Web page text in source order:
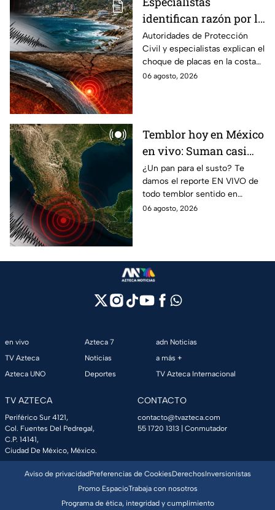
identifican razón por la
que tiembla tanto en
Guerrero
Autoridades de Protección
Civil y especialistas explican el
choque de placas en la costa
de Guerrero; ¿cuál es el sismo
06 agosto, 2026
Temblor hoy en México
en vivo: Suman casi
mil 500 réplicas del
sismo ocurrido en
Chiapas
¿Un pan para el susto? Te
damos el reporte EN VIVO de
todo temblor sentido en
México con epicentro,
06 agosto, 2026
en vivo
TV Azteca
Azteca UNO
Azteca 7
Noticias
Deportes
adn Noticias
a más +
TV Azteca Internacional
TV AZTECA
Periférico Sur 4121,
Col. Fuentes Del Pedregal,
C.P. 14141,
Ciudad De México, México.
CONTACTO
contacto@tvazteca.com
55 1720 1313 | Conmutador
Aviso de privacidadPreferencias de CookiesDerechosInversionistas
Promo EspacioTrabaja con nosotros
Programa de ética, integridad y cumplimiento